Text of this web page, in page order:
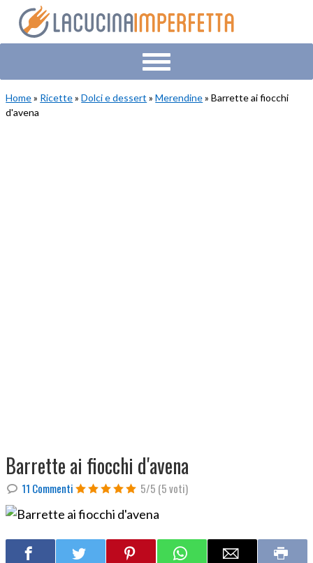
primary
main
primary
Home» Ricette»Dolci e dessert »Merendine» Barrette ai fiocchi
d'avena
Barrette ai fiocchi d'avena
11 Commenti 5/5 (5 voti)